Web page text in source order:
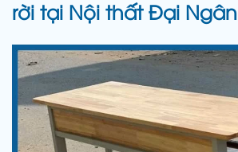
rời tại Nội thất Đại Ngân